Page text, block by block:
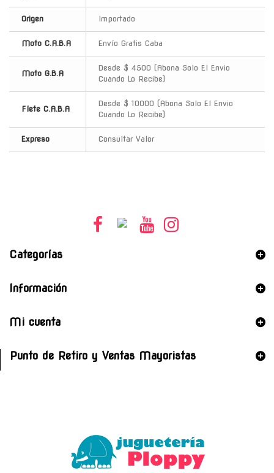
Origen Importado
Moto C.A.B.A Envío Gratis Caba
Moto G.B.A
Desde $ 4500 (Abona Solo El Envio
Cuando Lo Recibe)
Flete C.A.B.A
Desde $ 10000 (Abona Solo El Envio
Cuando Lo Recibe)
Expreso Consultar Valor
Categorías
Información
Mi cuenta
Punto de Retiro y Ventas Mayoristas